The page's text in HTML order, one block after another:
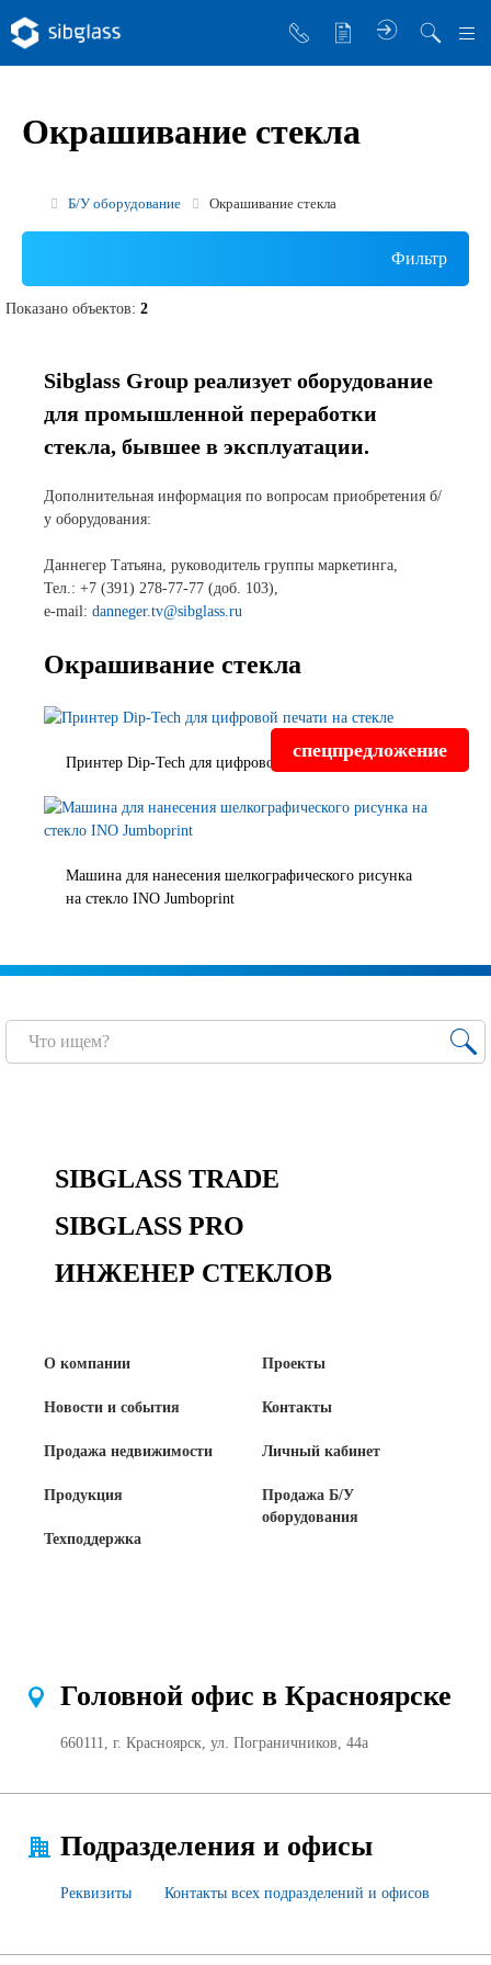
Управляющая компания
Sibglass Pro
История компании
Реквизиты
Новости и события
Продажа недвижимости
Продукция
Листовое стекло
Стекло для строительства и интерьера
Стекло для машиностроения
Стекло для мебели, оборудования и бытовой техники
Светопрозрачные конструкции для розничных
Техподдержка
Сертификаты на продукцию Sibglass Pro
Сертификаты на продукцию Sibglass Trade
Контакты
+7 (391) 278-77-77
Личный кабинет
Продажа Б/У оборудования
Окрашивание стекла
Б/У оборудование Окрашивание стекла
Показано объектов: 2
Sibglass Group реализует оборудование
для промышленной переработки
стекла, бывшее в эксплуатации.
Дополнительная информация по вопросам приобретения б/
у оборудования:
Даннегер Татьяна, руководитель группы маркетинга,
Тел.: +7 (391) 278-77-77 (доб. 103),
e-mail: danneger.tv@sibglass.ru
Окрашивание стекла
спецпредложение
Принтер Dip-Tech для цифровой печати на стекле
Машина для нанесения шелкографического рисунка
на стекло INO Jumboprint
Фильтр
SIBGLASS TRADE
SIBGLASS PRO
ИНЖЕНЕР СТЕКЛОВ
О компании
Новости и события
Продажа недвижимости
Продукция
Техподдержка
Проекты
Контакты
Личный кабинет
Продажа Б/У
оборудования
Головной офис в Красноярске
660111, г. Красноярск, ул. Пограничников, 44а
Подразделения и офисы
Реквизиты Контакты всех подразделений и офисов